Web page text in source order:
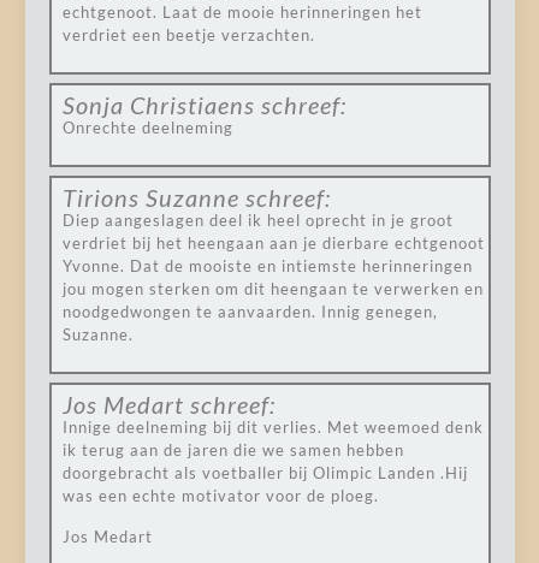
echtgenoot. Laat de mooie herinneringen het
verdriet een beetje verzachten.
Sonja Christiaens schreef:
Onrechte deelneming
Tirions Suzanne schreef:
Diep aangeslagen deel ik heel oprecht in je groot
verdriet bij het heengaan aan je dierbare echtgenoot
Yvonne. Dat de mooiste en intiemste herinneringen
jou mogen sterken om dit heengaan te verwerken en
noodgedwongen te aanvaarden. Innig genegen,
Suzanne.
Jos Medart schreef:
Innige deelneming bij dit verlies. Met weemoed denk
ik terug aan de jaren die we samen hebben
doorgebracht als voetballer bij Olimpic Landen .Hij
was een echte motivator voor de ploeg.
Jos Medart